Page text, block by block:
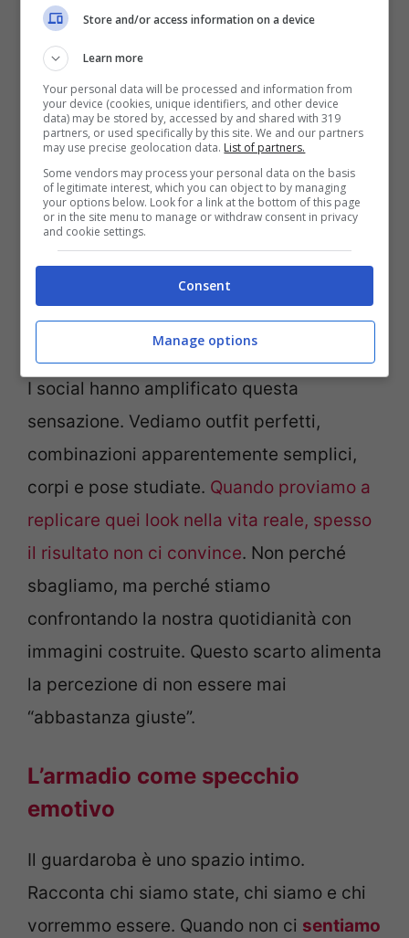
comodità. Molti capi sono esteticamente
belli ma poco pratici nella vita quotidiana.
Tessuti che segnano, tagli che
costringono, scarpe che stancano. Anche
inconsciamente,il corpo rifiuta ciò che
non lo fa stare bene. E così, davanti
all’armadio, scartiamo tutto quello che
sappiamo già non ci farà sentire a nostro
La distanza tra social e realtà
I social hanno amplificato questa
sensazione. Vediamo outfit perfetti,
combinazioni apparentemente semplici,
corpi e pose studiate. Quando proviamo a
replicare quei look nella vita reale, spesso
il risultato non ci convince. Non perché
sbagliamo, ma perché stiamo
confrontando la nostra quotidianità con
immagini costruite. Questo scarto alimenta
la percezione di non essere mai
“abbastanza giuste”.
L’armadio come specchio
emotivo
Il guardaroba è uno spazio intimo.
Racconta chi siamo state, chi siamo e chi
vorremmo essere. Quando non ci sentiamo
Store and/or access information on a device
Learn more
Your personal data will be processed and information from
your device (cookies, unique identifiers, and other device
data) may be stored by, accessed by and shared with 319
partners, or used specifically by this site. We and our partners
may use precise geolocation data. List of partners.
Some vendors may process your personal data on the basis
of legitimate interest, which you can object to by managing
your options below. Look for a link at the bottom of this page
or in the site menu to manage or withdraw consent in privacy
and cookie settings.
Consent
Manage options